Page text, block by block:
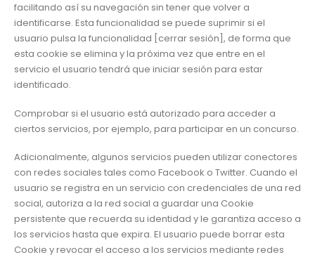
facilitando así su navegación sin tener que volver a
identificarse. Esta funcionalidad se puede suprimir si el
usuario pulsa la funcionalidad [cerrar sesión], de forma que
esta cookie se elimina y la próxima vez que entre en el
servicio el usuario tendrá que iniciar sesión para estar
identificado.
Comprobar si el usuario está autorizado para acceder a
ciertos servicios, por ejemplo, para participar en un concurso.
Adicionalmente, algunos servicios pueden utilizar conectores
con redes sociales tales como Facebook o Twitter. Cuando el
usuario se registra en un servicio con credenciales de una red
social, autoriza a la red social a guardar una Cookie
persistente que recuerda su identidad y le garantiza acceso a
los servicios hasta que expira. El usuario puede borrar esta
Cookie y revocar el acceso a los servicios mediante redes